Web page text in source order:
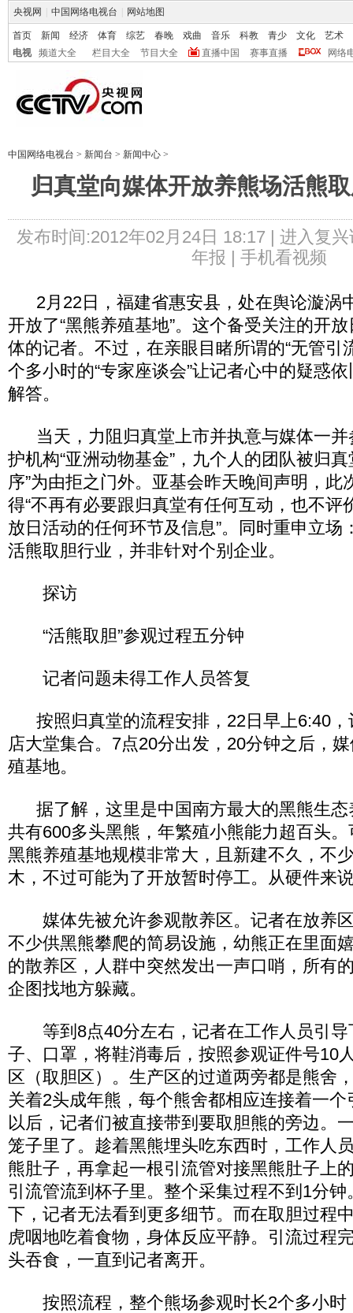
央视网 中国网络电视台 网站地图
首页 新闻 经济 体育 综艺 春晚 戏曲 音乐 科教 青少 文化
艺术
电视
频道大全 栏目大全 节目大全 直播中国 赛事直播 网络
中国网络电视台 > 新闻台 > 新闻中心 >
归真堂向媒体开放养熊场活熊
发布时间:2012年02月24日 18:17 | 进入复兴
年报 | 手机看视频
2月22日，福建省惠安县，处在舆论漩涡
开放了“黑熊养殖基地”。这个备受关注的开
体的记者。不过，在亲眼目睹所谓的“无管引
个多小时的“专家座谈会”让记者心中的疑惑
解答。
当天，力阻归真堂上市并执意与媒体一并
护机构“亚洲动物基金”，九个人的团队被归
序”为由拒之门外。亚基会昨天晚间声明，此
得“不再有必要跟归真堂有任何互动，也不评
放日活动的任何环节及信息”。同时重申立场
活熊取胆行业，并非针对个别企业。
探访
“活熊取胆”参观过程五分钟
记者问题未得工作人员答复
按照归真堂的流程安排，22日早上6:40，
店大堂集合。7点20分出发，20分钟之后，
殖基地。
据了解，这里是中国南方最大的黑熊生态
共有600多头黑熊，年繁殖小熊能力超百头
黑熊养殖基地规模非常大，且新建不久，不
木，不过可能为了开放暂时停工。从硬件来
媒体先被允许参观散养区。记者在放养
不少供黑熊攀爬的简易设施，幼熊正在里面
的散养区，人群中突然发出一声口哨，所有
企图找地方躲藏。
等到8点40分左右，记者在工作人员引导
子、口罩，将鞋消毒后，按照参观证件号10
区（取胆区）。生产区的过道两旁都是熊舍
关着2头成年熊，每个熊舍都相应连接着一
以后，记者们被直接带到要取胆熊的旁边。
笼子里了。趁着黑熊埋头吃东西时，工作人
熊肚子，再拿起一根引流管对接黑熊肚子上
引流管流到杯子里。整个采集过程不到1分
下，记者无法看到更多细节。而在取胆过程
虎咽地吃着食物，身体反应平静。引流过程
头吞食，一直到记者离开。
按照流程，整个熊场参观时长2个多小时